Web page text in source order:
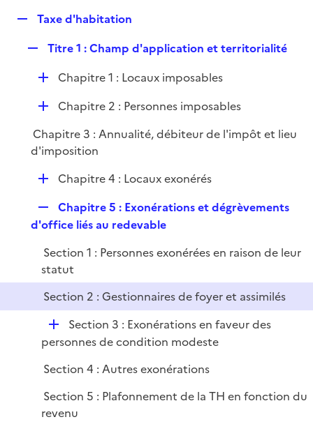
e
p
Taxe d'habitation
p
l
i
e
r
Titre 1 : Champ d'application et territorialité
D
i
e
Chapitre 1 : Locaux imposables
D
p
l
Chapitre 2 : Personnes imposables
Chapitre 3 : Annualité, débiteur de l'impôt et lieu
d'imposition
D
p
l
e
r
Chapitre 4 : Locaux exonérés
e
l
i
r
Chapitre 5 : Exonérations et dégrèvements
d'office liés au redevable
Section 1 : Personnes exonérées en raison de leur
statut
Section 2 : Gestionnaires de foyer et assimilés
D
é
l
i
e
Section 3 : Exonérations en faveur des
personnes de condition modeste
Section 4 : Autres exonérations
Section 5 : Plafonnement de la TH en fonction du
revenu